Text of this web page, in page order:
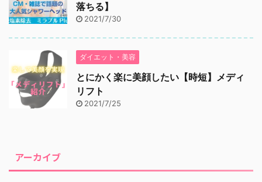
落ちる】
2021/7/30
ダイエット・美容
とにかく楽に美顔したい【時短】メディ
リフト
2021/7/25
アーカイブ